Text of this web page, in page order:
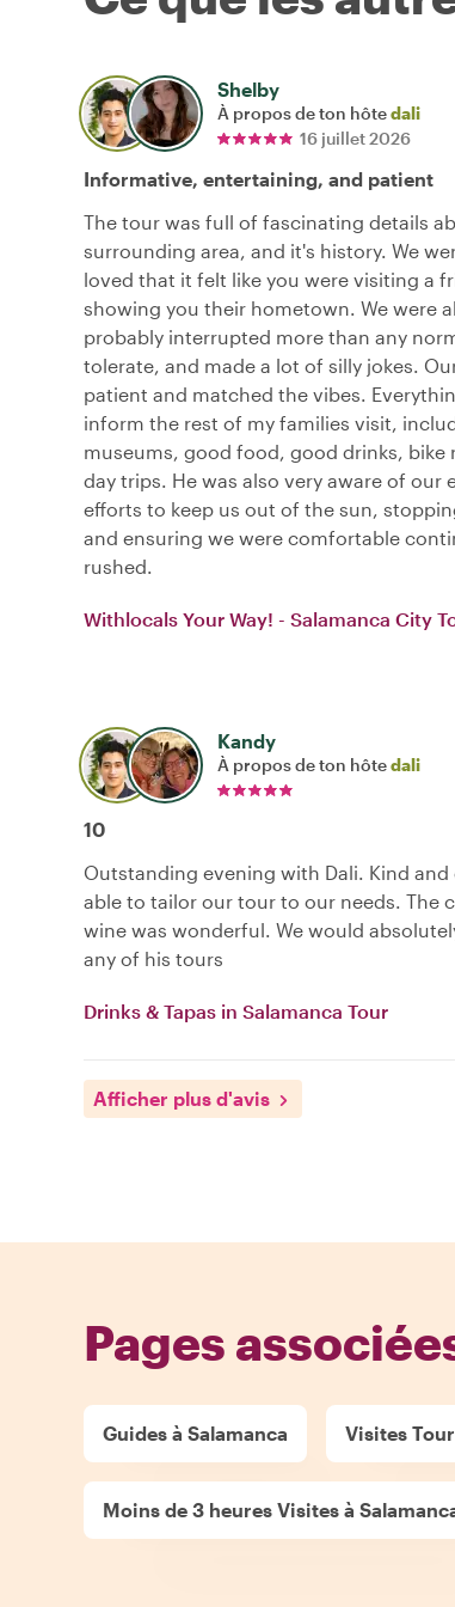
Shelby
À propos de ton hôtedali
16 juillet 2026
Informative, entertaining, and patient
The tour was full of fascinating details
surrounding area, and it's history. We
loved that it felt like you were visiting a
showing you their hometown. We were
probably interrupted more than any
tolerate, and made a lot of silly jokes.
patient and matched the vibes.
inform the rest of my families visit,
museums, good food, good drinks, bike
day trips. He was also very aware of our
efforts to keep us out of the sun,
and ensuring we were comfortable
rushed.
Withlocals Your Way! - Salamanca City
Kandy
À propos de ton hôtedali
10
Outstanding evening with Dali. Kind and
able to tailor our tour to our needs. The
wine was wonderful. We would
any of his tours
Drinks & Tapas in Salamanca Tour
Afficher plus d'avis
Pages
Guides à Salamanca Visites
Moins de 3 heures Visites à